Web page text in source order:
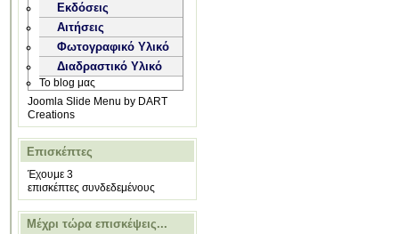
Εκδόσεις
Αιτήσεις
Φωτογραφικό Υλικό
Διαδραστικό Υλικό
Το blog μας
Joomla Slide Menu by DART
Creations
Επισκέπτες
Έχουμε 3
επισκέπτες συνδεδεμένους
Μέχρι τώρα επισκέψεις...